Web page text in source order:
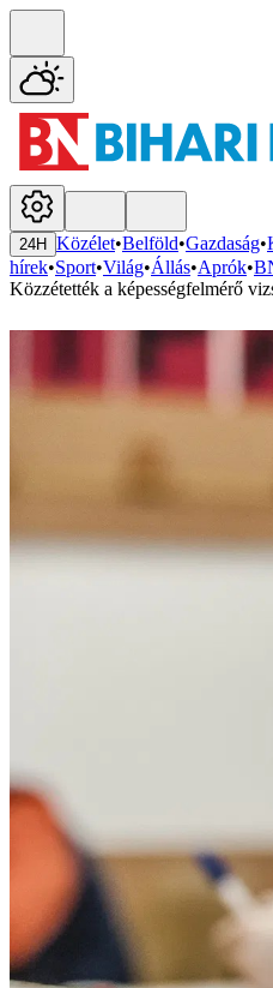
24H Közélet•Belföld•Gazdaság•
hírek•Sport•Világ•Állás•Aprók•
Közzétették a képességfelmérő